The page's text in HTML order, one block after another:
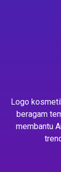
Logo
beragam
membantu